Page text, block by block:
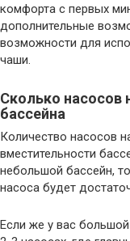
комфорта с первых
дополнительные
возможности для
чаши.
Сколько насосов
бассейна
Количество насосов
вместительности
небольшой бассейн,
насоса будет
Если же у вас